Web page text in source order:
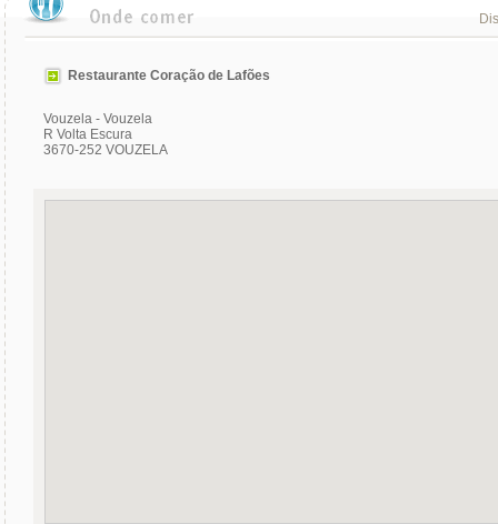
Restaurante Coração de Lafões
Vouzela - Vouzela
R Volta Escura
3670-252 VOUZELA